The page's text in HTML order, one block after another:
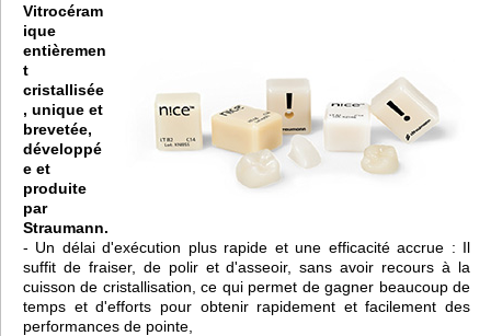
Vitrocéram
ique
entièremen
t
cristallisée
, unique et
brevetée,
développé
e et
produite
par
Straumann.
- Un délai d'exécution plus rapide et une efficacité accrue : Il
suffit de fraiser, de polir et d'asseoir, sans avoir recours à la
cuisson de cristallisation, ce qui permet de gagner beaucoup de
temps et d'efforts pour obtenir rapidement et facilement des
performances de pointe,